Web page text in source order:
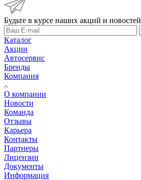
Будьте в курсе наших акций и новостей
Каталог
Акции
Автосервис
Бренды
Компания
О компании
Новости
Команда
Отзывы
Карьера
Контакты
Партнеры
Лицензии
Документы
Информация